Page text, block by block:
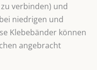
verbinden) und
bei niedrigen und
Klebebänder können
angebracht